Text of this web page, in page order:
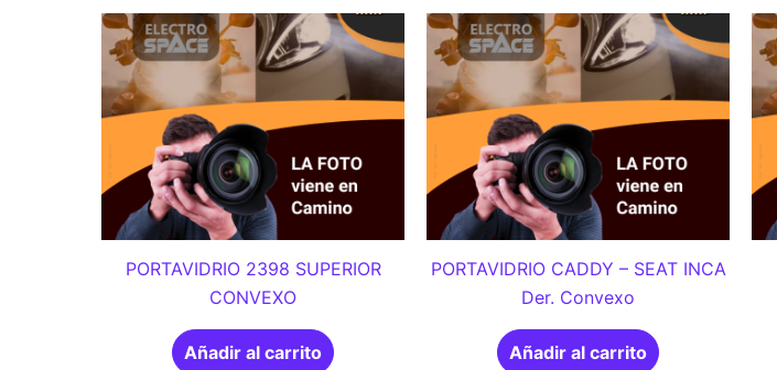
PORTAVIDRIO 2398 SUPERIOR
CONVEXO
Añadir al carrito
PORTAVIDRIO CADDY – SEAT INCA
Der. Convexo
Añadir al carrito